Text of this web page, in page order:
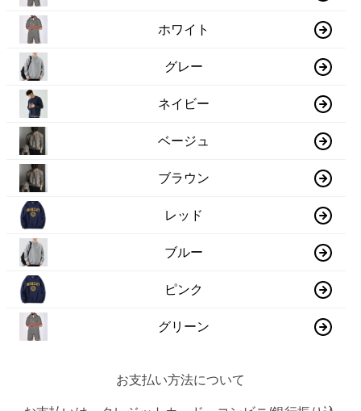
ホワイト
グレー
ネイビー
ベージュ
ブラウン
レッド
ブルー
ピンク
グリーン
お支払い方法について